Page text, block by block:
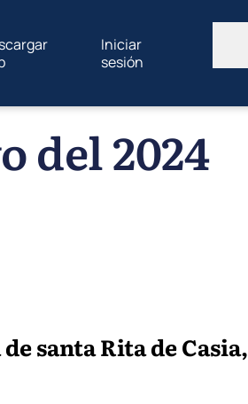
Iniciar
sesión
del 2024
santa Rita de Casia,